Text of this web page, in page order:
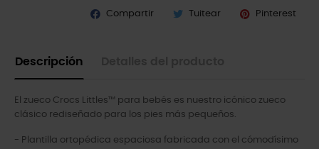
Compartir Tuitear Pinterest
Descripción
El zueco Crocs Littles™ para bebés es nuestro icónico zueco
clásico rediseñado para los pies más pequeños.
- Plantilla ortopédica espaciosa fabricada con el cómodísimo